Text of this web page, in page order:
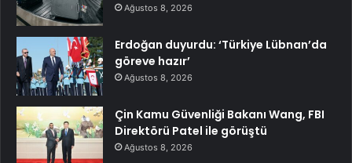
Ağustos 8, 2026
Erdoğan duyurdu: ‘Türkiye Lübnan’da
göreve hazır’
Ağustos 8, 2026
Çin Kamu Güvenliği Bakanı Wang, FBI
Direktörü Patel ile görüştü
Ağustos 8, 2026